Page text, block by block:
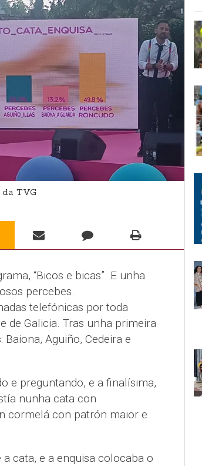
TVG
“Bicos e bicas”. E unha
percebes.
telefónicas por toda
de Galicia. Tras unha primeira
Aguiño, Cedeira e
e preguntando, e a finalísima,
nunha cata con
cormelá con patrón maior e
cata, e a enquisa colocaba o